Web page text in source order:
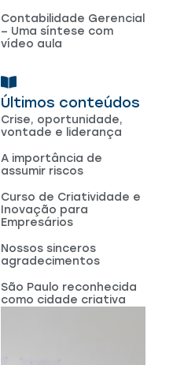
Últimos conteúdos
Crise, oportunidade,
vontade e liderança
A importância de
assumir riscos
Curso de Criatividade e
Inovação para
Empresários
Nossos sinceros
agradecimentos
São Paulo reconhecida
como cidade criativa
Contabilidade Gerencial
– Uma síntese com
vídeo aula